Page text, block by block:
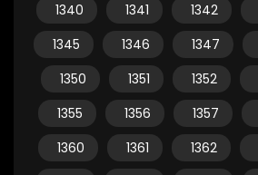
1340
1341 1342
1345
1346 1347
1350
1351 1352
1355
1356 1357
1360
1361 1362